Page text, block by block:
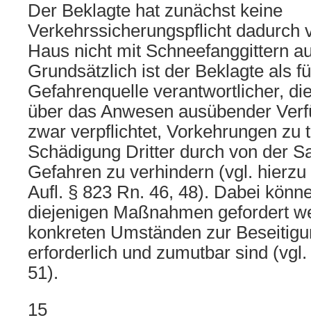
Der Beklagte hat zunächst keine
Verkehrssicherungspflicht dadurch
Haus nicht mit Schneefanggittern
Grundsätzlich ist der Beklagte als
Gefahrenquelle verantwortlicher,
über das Anwesen ausübender
zwar verpflichtet, Vorkehrungen zu
Schädigung Dritter durch von der
Gefahren zu verhindern (vgl.
Aufl. § 823 Rn. 46, 48). Dabei
diejenigen Maßnahmen gefordert
konkreten Umständen zur
erforderlich und zumutbar sind
51).
15